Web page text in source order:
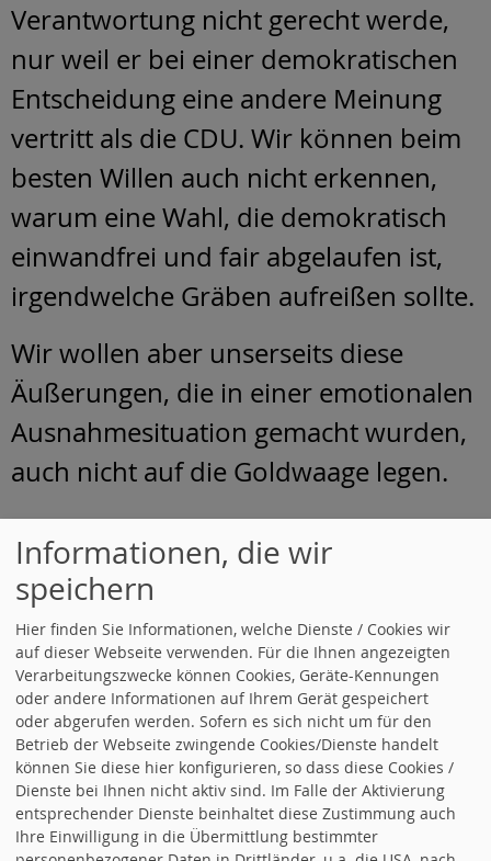
Verantwortung nicht gerecht werde,
nur weil er bei einer demokratischen
Entscheidung eine andere Meinung
vertritt als die CDU. Wir können beim
besten Willen auch nicht erkennen,
warum eine Wahl, die demokratisch
einwandfrei und fair abgelaufen ist,
irgendwelche Gräben aufreißen sollte.
Wir wollen aber unserseits diese
Äußerungen, die in einer emotionalen
Ausnahmesituation gemacht wurden,
auch nicht auf die Goldwaage legen.
Wir gehen jedenfalls davon aus, dass
alle Gemeinderäte auch nach einem
solchen aufwühlenden Ereignis
professionell und pragmatisch genug
sind, um schnell wieder zu einer
sachlichen, konstruktiven Arbeit
zurückzufinden.
Im Namen von OV – Vorstand und
Informationen, die wir
speichern
Hier finden Sie Informationen, welche Dienste / Cookies wir
auf dieser Webseite verwenden. Für die Ihnen angezeigten
Verarbeitungszwecke können Cookies, Geräte-Kennungen
oder andere Informationen auf Ihrem Gerät gespeichert
oder abgerufen werden. Sofern es sich nicht um für den
Betrieb der Webseite zwingende Cookies/Dienste handelt
können Sie diese hier konfigurieren, so dass diese Cookies /
Dienste bei Ihnen nicht aktiv sind. Im Falle der Aktivierung
entsprechender Dienste beinhaltet diese Zustimmung auch
Ihre Einwilligung in die Übermittlung bestimmter